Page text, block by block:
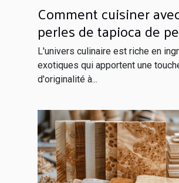
Comment cuisiner
perles de tapioca de
taille
L'univers culinaire est riche en
exotiques qui apportent une
d'originalité à...